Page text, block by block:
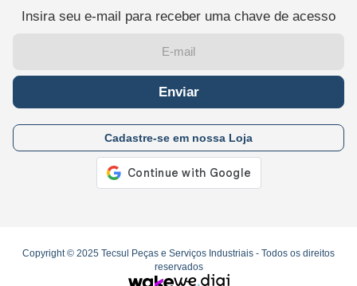
Insira seu e-mail para receber uma chave de acesso
Enviar
Cadastre-se em nossa Loja
Copyright © 2025 Tecsul Peças e Serviços Industriais - Todos os direitos
reservados